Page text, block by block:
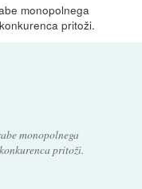
monopolnega
pritoži.
monopolnega
pritoži.